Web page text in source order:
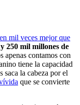
mil veces mejor que
250 mil millones de
apenas contamos con
tiene la capacidad
saca la cabeza por el
que se convierte